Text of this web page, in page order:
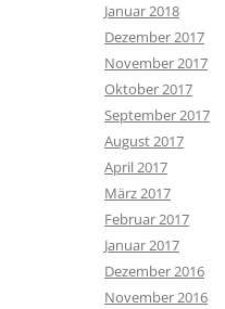
Januar 2018
Dezember 2017
November 2017
Oktober 2017
September 2017
August 2017
April 2017
März 2017
Februar 2017
Januar 2017
Dezember 2016
November 2016